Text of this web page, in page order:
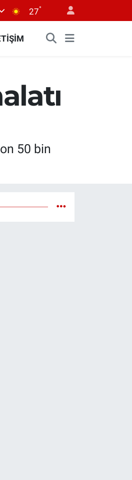
27°
50 bin